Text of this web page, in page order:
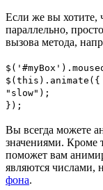
Если же вы хотите,
параллельно,
вызова метода,
"slow");
});
Вы всегда можете
значениями. Кроме
поможет вам
являются числами,
фона.